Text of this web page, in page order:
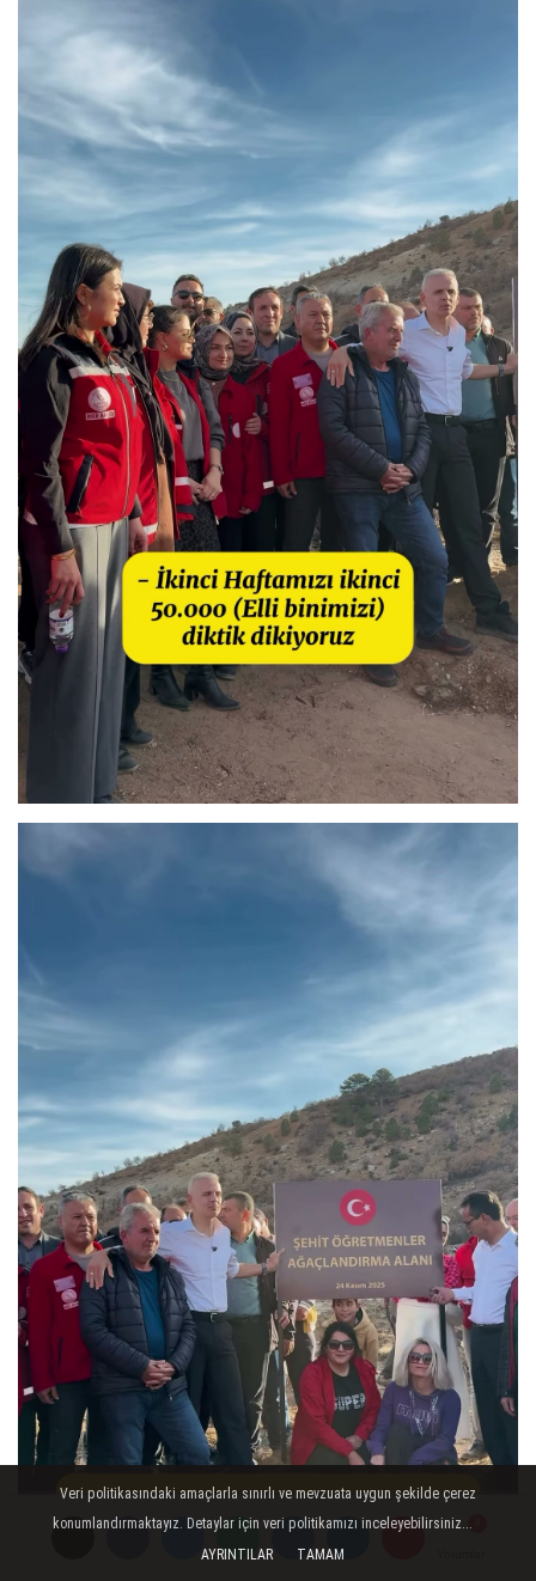
Veri politikasındaki amaçlarla sınırlı ve mevzuata uygun şekilde çerez
konumlandırmaktayız. Detaylar için veri politikamızı inceleyebilirsiniz...
AYRINTILAR
TAMAM